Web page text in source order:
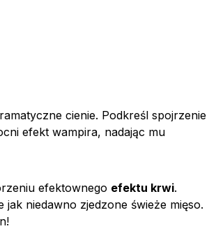
cienie. Podkreśl spojrzenie
efekt wampira, nadając mu
efektownego efektu krwi.
jak niedawno zjedzone świeże mięso.